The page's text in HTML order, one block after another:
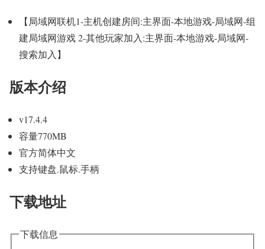
【局域网联机1-主机创建房间:主界面-本地游戏-局域网-组
建局域网游戏 2-其他玩家加入:主界面-本地游戏-局域网-
搜索加入】
版本介绍
v17.4.4
容量770MB
官方简体中文
支持键盘.鼠标.手柄
下载地址
下载信息